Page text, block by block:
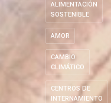
ALIMENTACIÓN
SOSTENIBLE
AMOR
CAMBIO
CLIMÁTICO
CENTROS DE
INTERNAMIENTO